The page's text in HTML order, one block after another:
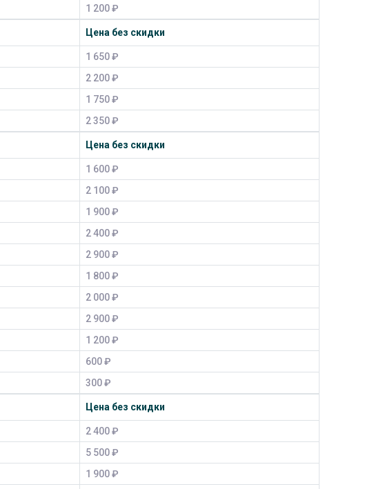
1 200 ₽
Цена без скидки
1 650 ₽
2 200 ₽
1 750 ₽
2 350 ₽
Цена без скидки
1 600 ₽
2 100 ₽
1 900 ₽
2 400 ₽
2 900 ₽
1 800 ₽
2 000 ₽
2 900 ₽
1 200 ₽
600 ₽
300 ₽
Цена без скидки
2 400 ₽
5 500 ₽
1 900 ₽